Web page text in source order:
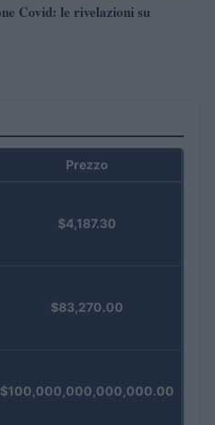
Covid: le rivelazioni su
Prezzo
$4,187.30
$83,270.00
$100,000,000,000,000.00